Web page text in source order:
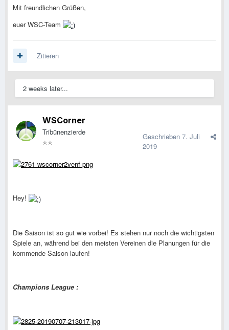
Mit freundlichen Grüßen,
euer WSC-Team
Zitieren
2 weeks later...
WSCorner
Tribünenzierde Geschrieben 7. Juli
2019
Hey!
Die Saison ist so gut wie vorbei! Es stehen nur noch die wichtigsten
Spiele an, während bei den meisten Vereinen die Planungen für die
kommende Saison laufen!
Champions League :